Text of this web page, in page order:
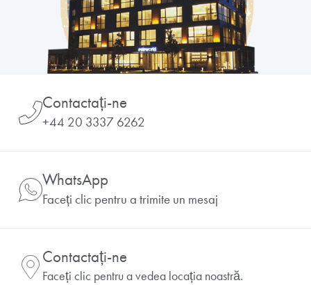
Contactați-ne
+44 20 3337 6262
WhatsApp
Faceți clic pentru a trimite un mesaj
Contactați-ne
Faceți clic pentru a vedea locația noastră.